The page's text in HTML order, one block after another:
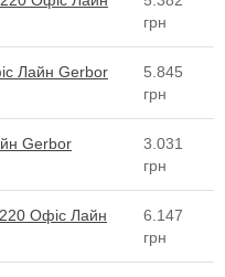
грн
Лайн Gerbor
5.845
грн
Gerbor
3.031
грн
Офіс Лайн
6.147
грн